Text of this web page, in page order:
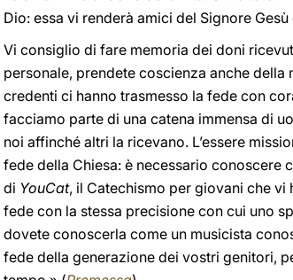
Dio: essa vi renderà amici del Signore
Vi consiglio di fare memoria dei doni
personale, prendete coscienza anche
credenti ci hanno trasmesso la fede con
facciamo parte di una catena immensa di
noi affinché altri la ricevano. L’essere
fede della Chiesa: è necessario conoscere
di YouCat, il Catechismo per giovani che vi
fede con la stessa precisione con cui uno
dovete conoscerla come un musicista
fede della generazione dei vostri genitori,